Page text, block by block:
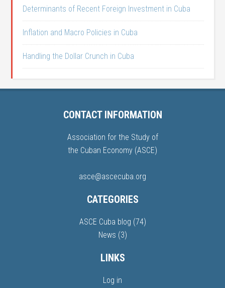
Determinants of Recent Foreign Investment in Cuba
Inflation and Macro Policies in Cuba
Handling the Dollar Crunch in Cuba
CONTACT INFORMATION
Association for the Study of
the Cuban Economy (ASCE)
asce@ascecuba.org
CATEGORIES
ASCE Cuba blog (74)
News (3)
LINKS
Log in